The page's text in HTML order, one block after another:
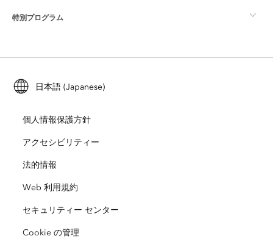
Esri ストア
Esri Young Professionals Network
ロケーション インテリジェンス
トレーニング
ArcUser
ArcNews
ArcWatch
Esri ビデオ
Esri について
採用情報
オープンビジョン
企業行動規範
特別プログラム
ArcGIS for Student Use
自然保護
教育機関
日本語 (Japanese)
個人情報保護方針
アクセシビリティー
法的情報
Web 利用規約
セキュリティー センター
Cookie の管理